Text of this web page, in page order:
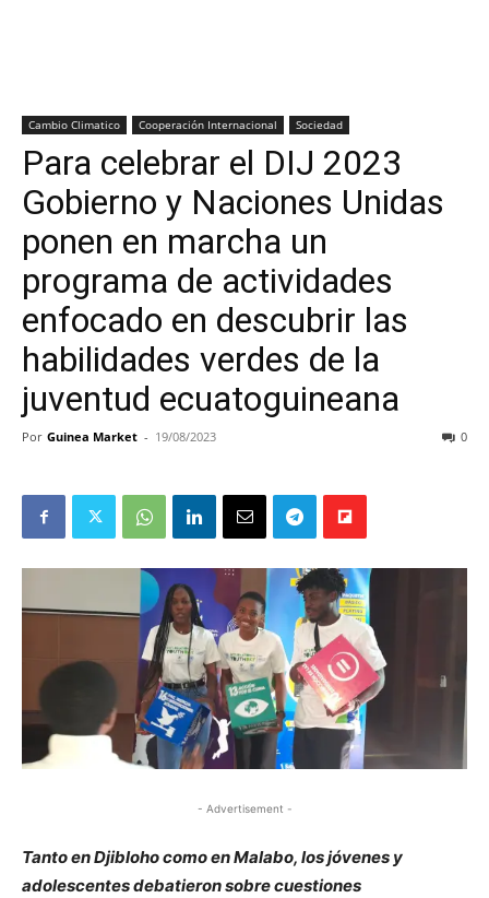
Cambio Climatico Cooperación Internacional Sociedad
Para celebrar el DIJ 2023
Gobierno y Naciones Unidas
ponen en marcha un
programa de actividades
enfocado en descubrir las
habilidades verdes de la
juventud ecuatoguineana
Por Guinea Market - 19/08/2023 0
- Advertisement -
Tanto en Djibloho como en Malabo, los jóvenes y
adolescentes debatieron sobre cuestiones